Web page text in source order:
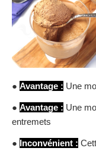
● Avantage : Une
● Avantage : Une
entremets
● Inconvénient :